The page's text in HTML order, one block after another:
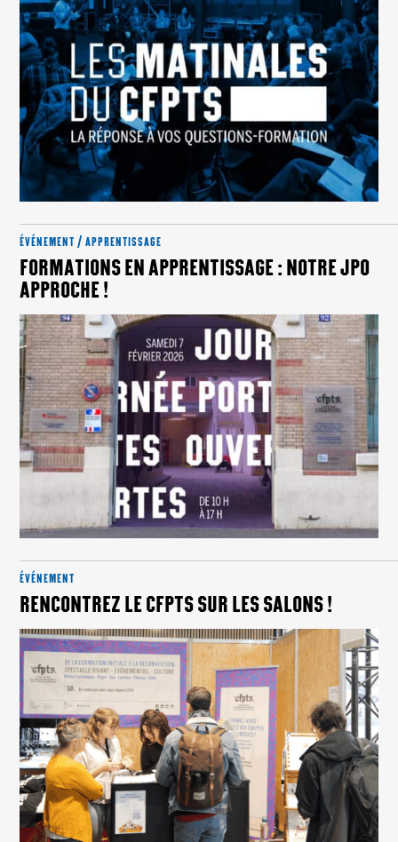
ÉVÉNEMENT / APPRENTISSAGE
FORMATIONS EN APPRENTISSAGE : NOTRE JPO
APPROCHE !
ÉVÉNEMENT
RENCONTREZ LE CFPTS SUR LES SALONS !